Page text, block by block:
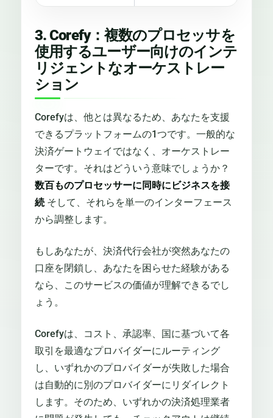
3. Corefy：複数のプロセッサを
使用するユーザー向けのインテ
リジェントなオーケストレー
ション
Corefyは、他とは異なるため、あなたを支援
できるプラットフォームの1つです。一般的な
決済ゲートウェイではなく、オーケストレー
ターです。それはどういう意味でしょうか？
数百ものプロセッサーに同時にビジネスを接
続 そして、それらを単一のインターフェース
から調整します。
もしあなたが、決済代行会社が突然あなたの
口座を閉鎖し、あなたを困らせた経験がある
なら、このサービスの価値が理解できるでし
ょう。
Corefyは、コスト、承認率、国に基づいて各
取引を最適なプロバイダーにルーティング
し、いずれかのプロバイダーが失敗した場合
は自動的に別のプロバイダーにリダイレクト
します。そのため、いずれかの決済処理業者